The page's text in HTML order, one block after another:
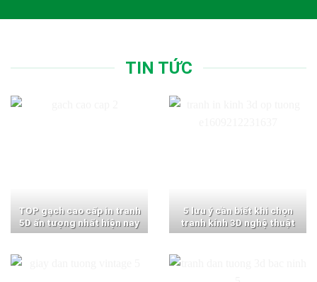
TIN TỨC
TOP gạch cao cấp in tranh
5D ấn tượng nhất hiện nay
5 lưu ý cần biết khi chọn
tranh kính 3D nghệ thuật